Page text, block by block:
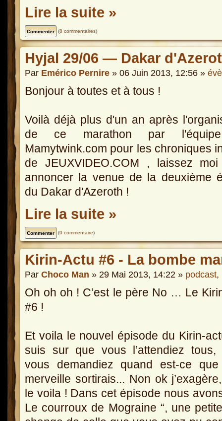
Lire la suite »
(8 commentaires)
Hyjal 29/06 — Dakar
Par Emérico Pernire » 06 Juin 2013, 12:56 »
Bonjour à toutes et à tous !
Voilà déjà plus d'un an après
de ce marathon par
Mamytwink.com pour les chroniques
de JEUXVIDEO.COM , laissez
annoncer la venue de la deuxième
du Dakar d'Azeroth !
Lire la suite »
(0 commentaire)
Kirin-Actu #6 - La bombe
Par Choco Man » 29 Mai 2013, 14:22 » podcast,
Oh oh oh ! C’est le père No … Le
#6 !
Et voila le nouvel épisode du Kirin-
suis sur que vous l’attendiez tous,
vous demandiez quand est-ce
merveille sortirais... Non ok
le voila ! Dans cet épisode nous
Le courroux de Mograine “, une